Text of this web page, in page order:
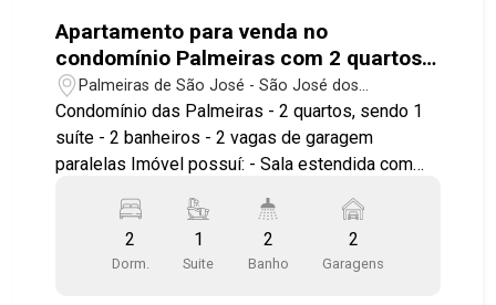
Apartamento para venda no
condomínio Palmeiras com 2 quartos e
sendo 1 suíte - 81m² - No bairro
Palmeiras de São José - SJC
Palmeiras de São José - São José dos
Campos/SP
Condomínio das Palmeiras - 2 quartos, sendo 1
suíte - 2 banheiros - 2 vagas de garagem
paralelas Imóvel possuí: - Sala estendida com
revertido para sala estendida e closet na suíte -
Quarto com planejados - Suíte com planejados e
closet - Infra para ar condicionado na sala e suíte
2
Dorm.
1
Suite
2
Banho
2
Garagens